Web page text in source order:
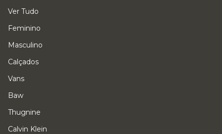
Ver Tudo
Feminino
Masculino
Calçados
Vans
Baw
Thugnine
Calvin Klein